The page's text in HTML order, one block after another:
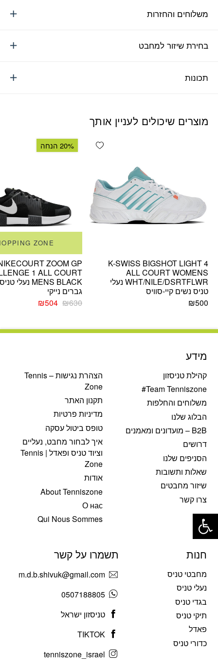
משלוחים והחזרות
בחירת שיזור למחבט
תכונות
מוצרים שיכולים לעניין אותך
Add wishlist
K-SWISS BIGSHOT LIGHT 4
ALL COURT WOMENS
WHT/NILE/DSRTFLWR נעלי
טניס נשים קיי-סוויס
₪500
20% הנחה
ZONE
ZOOM GP
1 ALL COURT
MENS BLACK נעלי טניס
גברים נייקי
₪630
המחיר
₪630.
₪504 המחיר
₪504.
מידע
קהילת טניסזון
Team Tenniszone#
משלוחים והחלפות
הבלוג שלנו
B2B – מועדונים ומאמנים
דרושים
הסניפים שלנו
שאלות ותשובות
שיזור מחבטים
צרו קשר
הצהרת נגישות – Tennis
Zone
תקנון האתר
מדיניות פרטיות
טופס ביטול עסקה
איך לבחור מחבט, נעליים
וציוד טניס ופאדל | Tennis
Zone
אודות
About Tenniszone
О нас
Qui Nous Sommes
חנות
מחבטי טניס
נעלי טניס
בגדי טניס
תיקי טניס
פאדל
כדורי טניס
תשמרו על קשר
m.d.b.shivuk@gmail.com
0507188805
טניסזון ישראל
TIKTOK
tenniszone_israel
פתח סרגל נגישות